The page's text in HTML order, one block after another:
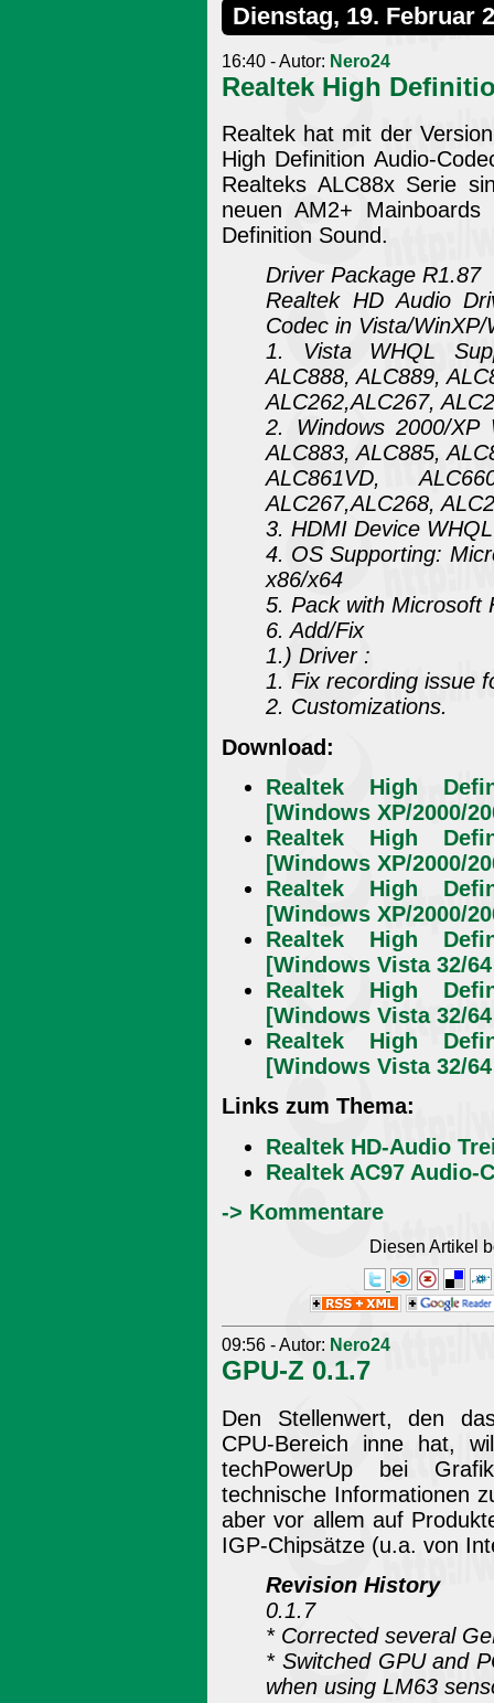
Dienstag, 19. Februar
16:40 - Autor: Nero24
Realtek High
Realtek hat mit der
High Definition Audio-
Realteks ALC88x Serie
neuen AM2+
Definition Sound.
Driver Package R1.87
Realtek HD Audio
Codec in Vista/
1. Vista WHQL
ALC888, ALC889,
ALC262,ALC267,
2. Windows 2000/XP
ALC883, ALC885,
ALC861VD,
ALC267,ALC268,
3. HDMI Device
4. OS Supporting:
x86/x64
5. Pack with Microsoft
6. Add/Fix
1.) Driver :
1. Fix recording issue
2. Customizations.
Download:
Realtek High
[Windows XP/2000/
Realtek High
[Windows XP/2000/
Realtek High
[Windows XP/2000/
Realtek High
[Windows Vista 32/
Realtek High
[Windows Vista 32/
Realtek High
[Windows Vista 32/
Links zum Thema:
Realtek HD-Audio
Realtek AC97 Audio-
-> Kommentare
Diesen Artikel
09:56 - Autor: Nero24
GPU-Z 0.1.7
Den Stellenwert, den
CPU-Bereich inne hat,
techPowerUp bei
technische Informationen
aber vor allem auf
IGP-Chipsätze (u.a. von
Revision History
0.1.7
* Corrected several
* Switched GPU and
when using LM63